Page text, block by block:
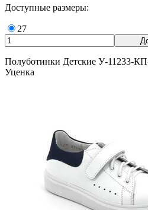
Доступные размеры:
27
Полуботинки Детские У-11233-
Уценка